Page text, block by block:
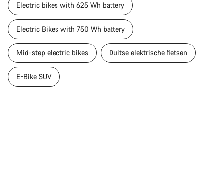
Electric bikes with 625 Wh battery
Electric Bikes with 750 Wh battery
Mid-step electric bikes Duitse elektrische fietsen
E-Bike SUV